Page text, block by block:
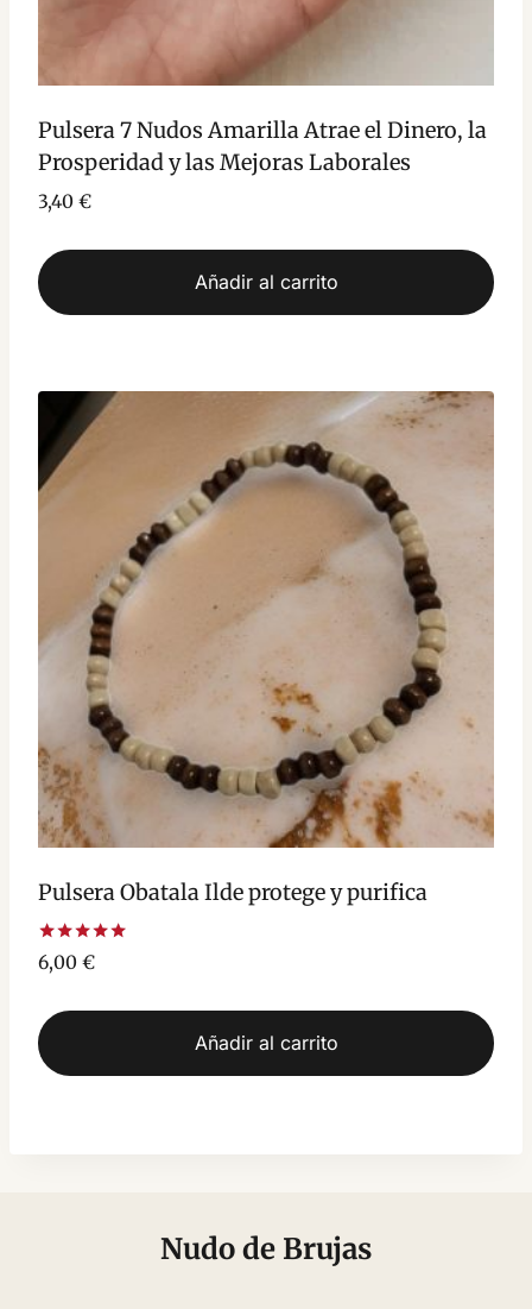
Pulsera 7 Nudos Amarilla Atrae el Dinero, la
Prosperidad y las Mejoras Laborales
3,40 €
Añadir al carrito
Pulsera Obatala Ilde protege y purifica
Valorado
con
de 5
6,00 €
Añadir al carrito
Nudo de Brujas